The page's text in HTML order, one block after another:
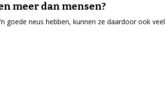
meer dan mensen?
goede neus hebben, kunnen ze daardoor ook veel